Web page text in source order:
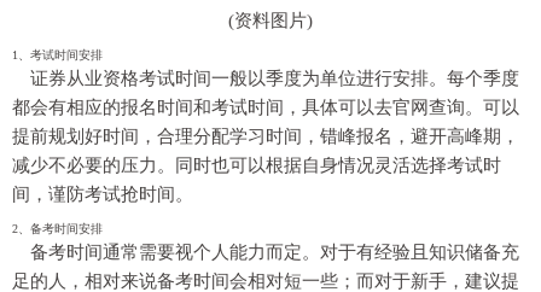
(资料图片)
1、考试时间安排
证券从业资格考试时间一般以季度为单位进行安排。每个季度
都会有相应的报名时间和考试时间，具体可以去官网查询。可以
提前规划好时间，合理分配学习时间，错峰报名，避开高峰期，
减少不必要的压力。同时也可以根据自身情况灵活选择考试时
间，谨防考试抢时间。
2、备考时间安排
备考时间通常需要视个人能力而定。对于有经验且知识储备充
足的人，相对来说备考时间会相对短一些；而对于新手，建议提